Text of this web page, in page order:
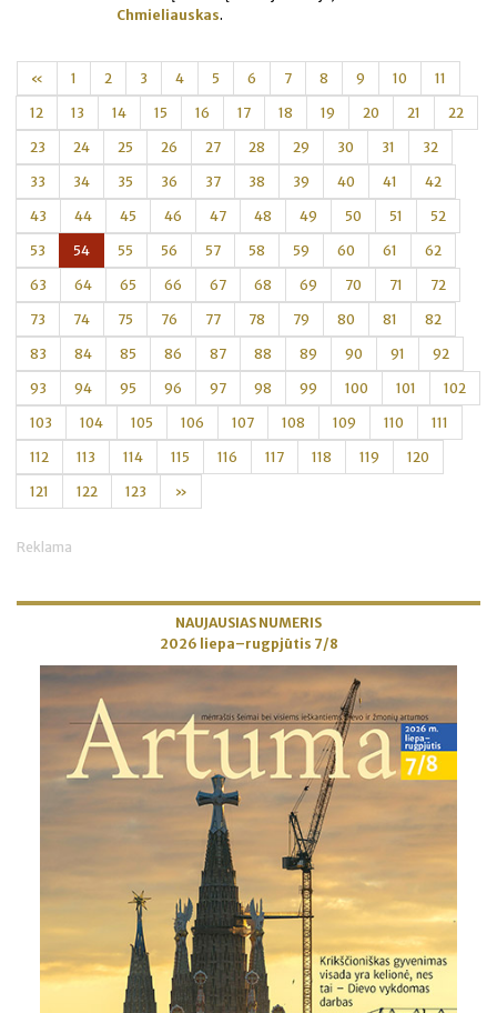
Chmieliauskas.
« 1 2 3 4 5 6 7 8 9 10 11
12 13 14 15 16 17 18 19 20 21 22
23 24 25 26 27 28 29 30 31 32
33 34 35 36 37 38 39 40 41 42
43 44 45 46 47 48 49 50 51 52
53 54 55 56 57 58 59 60 61 62
63 64 65 66 67 68 69 70 71 72
73 74 75 76 77 78 79 80 81 82
83 84 85 86 87 88 89 90 91 92
93 94 95 96 97 98 99 100 101 102
103 104 105 106 107 108 109 110 111
112 113 114 115 116 117 118 119 120
121 122 123 »
Reklama
NAUJAUSIAS NUMERIS
2026 liepa–rugpjūtis 7/8